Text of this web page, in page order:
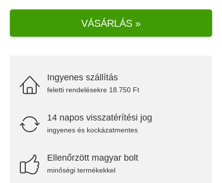
VÁSÁRLÁS »
Ingyenes szállítás
feletti rendelésekre 18.750 Ft
14 napos visszatérítési jog
ingyenes és kockázatmentes
Ellenőrzött magyar bolt
minőségi termékekkel